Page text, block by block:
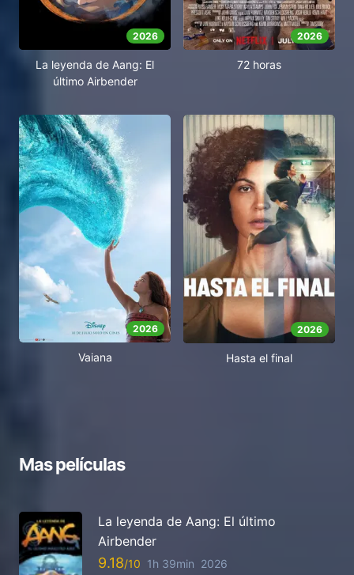
2026
La leyenda de Aang: El
último Airbender
2026
72 horas
2026
Vaiana
2026
Hasta el final
Mas películas
La leyenda de Aang: El último
Airbender
9.18 1h 39min 2026